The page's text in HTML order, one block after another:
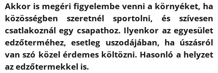
Akkor is megéri figyelembe venni a környéket, ha
közösségben szeretnél sportolni, és szívesen
csatlakoznál egy csapathoz. Ilyenkor az egyesület
edzőterméhez, esetleg uszodájában, ha úszásról
van szó közel érdemes költözni. Hasonló a helyzet
az edzőtermekkel is.